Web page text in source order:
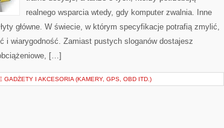
realnego wsparcia wtedy, gdy komputer zwalnia. Inne
główne. W świecie, w którym specyfikacje potrafią zmylić,
i wiarygodność. Zamiast pustych sloganów dostajesz
[…]
GADŻETY I AKCESORIA (KAMERY, GPS, OBD ITD.)